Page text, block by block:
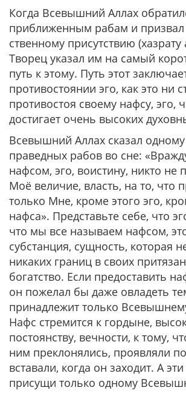
Когда Всевышний Аллах
приближенным рабам и призвал
ственному присутствию (хазрату
Творец указал им на самый
путь к этому. Путь этот
противостоянии эго, как это ни
противостоя своему нафсу, эго,
достигает очень высоких
Всевышний Аллах сказал
праведных рабов во сне:
нафсом, эго, воистину, никто не
Моё величие, власть, на то, что
только Мне, кроме этого эго,
нафса». Представьте себе, что
что мы все называем нафсом,
субстанция, сущность, которая
никаких границ в своих
богатство. Если предоставить
он пожелал бы даже овладеть
принадлежит только
Нафс стремится к гордыне,
постоянству, вечности, к тому,
ним преклонялись, проявляли
вставали, когда он заходит. А
присущи только одному